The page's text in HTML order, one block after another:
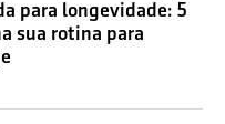
para longevidade: 5
sua rotina para